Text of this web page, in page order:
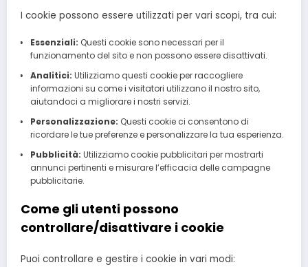
I cookie possono essere utilizzati per vari scopi, tra cui:
Essenziali: Questi cookie sono necessari per il
funzionamento del sito e non possono essere disattivati.
Analitici: Utilizziamo questi cookie per raccogliere
informazioni su come i visitatori utilizzano il nostro sito,
aiutandoci a migliorare i nostri servizi.
Personalizzazione: Questi cookie ci consentono di
ricordare le tue preferenze e personalizzare la tua esperienza.
Pubblicità: Utilizziamo cookie pubblicitari per mostrarti
annunci pertinenti e misurare l’efficacia delle campagne
pubblicitarie.
Come gli utenti possono
controllare/disattivare i cookie
Puoi controllare e gestire i cookie in vari modi: